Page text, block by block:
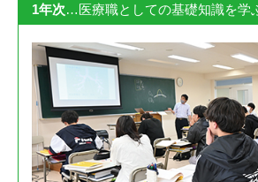
1年次…医療職としての基礎知識を学